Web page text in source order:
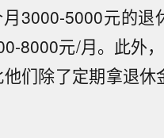
3000-5000元的退
8000元/月。此外
们除了定期拿退休